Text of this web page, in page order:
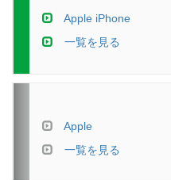
Apple iPhone
一覧を見る
Apple
一覧を見る